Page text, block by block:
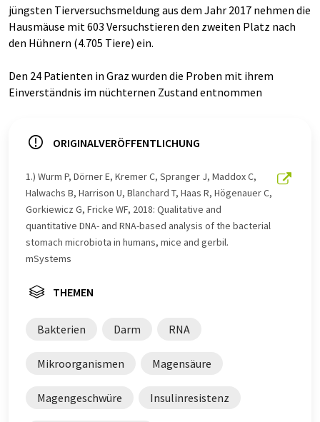
jüngsten Tierversuchsmeldung aus dem Jahr 2017 nehmen die
Hausmäuse mit 603 Versuchstieren den zweiten Platz nach
den Hühnern (4.705 Tiere) ein.
Den 24 Patienten in Graz wurden die Proben mit ihrem
Einverständnis im nüchternen Zustand entnommen
ORIGINALVERÖFFENTLICHUNG
1.) Wurm P, Dörner E, Kremer C, Spranger J, Maddox C,
Halwachs B, Harrison U, Blanchard T, Haas R, Högenauer C,
Gorkiewicz G, Fricke WF, 2018: Qualitative and
quantitative DNA- and RNA-based analysis of the bacterial
stomach microbiota in humans, mice and gerbil.
mSystems
THEMEN
Bakterien Darm RNA
Mikroorganismen Magensäure
Magengeschwüre Insulinresistenz